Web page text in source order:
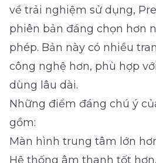
về trải nghiệm sử dụng,
phiên bản đáng chọn hơn
phép. Bản này có nhiều
công nghệ hơn, phù hợp
dùng lâu dài.
Những điểm đáng chú ý
gồm:
Màn hình trung tâm lớn
Hệ thống âm thanh tốt hơn.